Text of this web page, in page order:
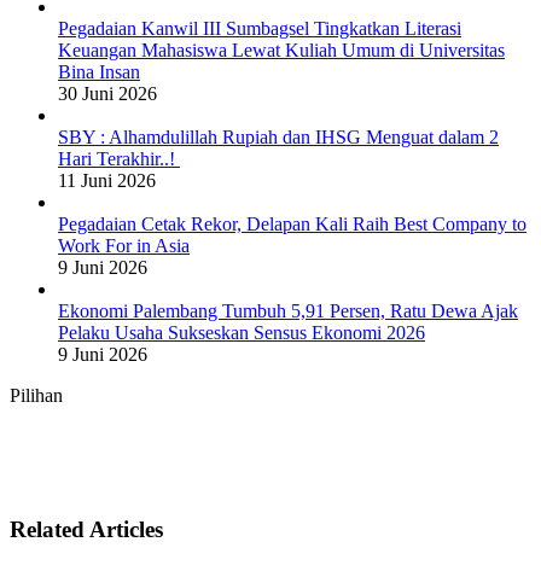
Pegadaian Kanwil III Sumbagsel Tingkatkan Literasi
Keuangan Mahasiswa Lewat Kuliah Umum di Universitas
Bina Insan
30 Juni 2026
SBY : Alhamdulillah Rupiah dan IHSG Menguat dalam 2
Hari Terakhir..!
11 Juni 2026
Pegadaian Cetak Rekor, Delapan Kali Raih Best Company to
Work For in Asia
9 Juni 2026
Ekonomi Palembang Tumbuh 5,91 Persen, Ratu Dewa Ajak
Pelaku Usaha Sukseskan Sensus Ekonomi 2026
9 Juni 2026
Pilihan
Related Articles